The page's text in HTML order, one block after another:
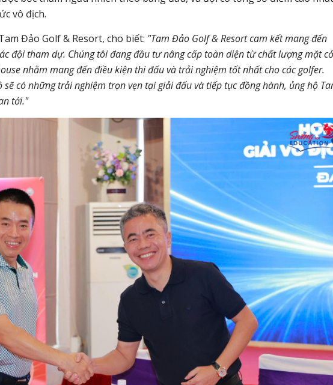
vô địch.
Đảo Golf & Resort, cho biết: "Tam Đảo Golf & Resort cam kết mang đến
đội tham dự. Chúng tôi đang đầu tư nâng cấp toàn diện từ chất lượng mặt
nhằm mang đến điều kiện thi đấu và trải nghiệm tốt nhất cho các golfer.
sẽ có những trải nghiệm trọn vẹn tại giải đấu và tiếp tục đồng hành, ủng hộ
tới."